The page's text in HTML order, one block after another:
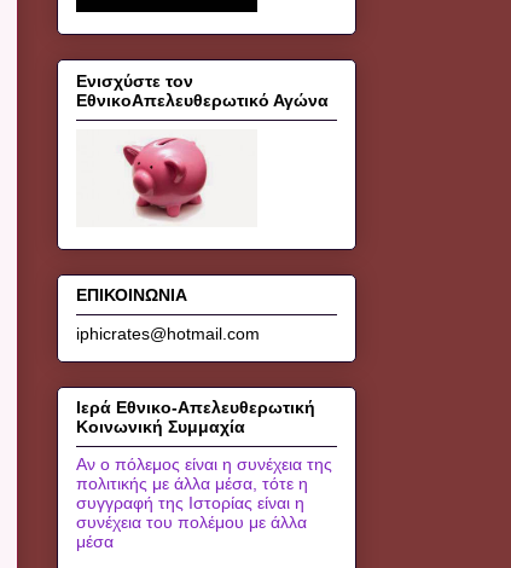
Ενισχύστε τον
ΕθνικοΑπελευθερωτικό Αγώνα
ΕΠΙΚΟΙΝΩΝΙΑ
iphicrates@hotmail.com
Ιερά Εθνικο-Απελευθερωτική
Κοινωνική Συμμαχία
Αν ο πόλεμος είναι η συνέχεια της
πολιτικής με άλλα μέσα, τότε η
συγγραφή της Ιστορίας είναι η
συνέχεια του πολέμου με άλλα
μέσα